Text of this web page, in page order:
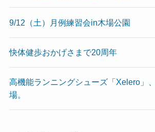
9/12（土）月例練習会in木場公園
快体健歩おかげさまで20周年
高機能ランニングシューズ「Xelero」
場。